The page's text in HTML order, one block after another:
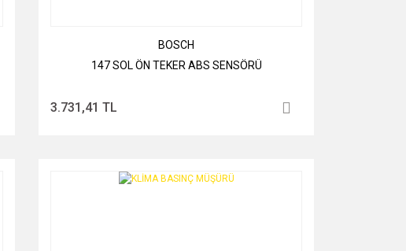
BOSCH
147 SOL ÖN TEKER ABS SENSÖRÜ
3.731,41 TL